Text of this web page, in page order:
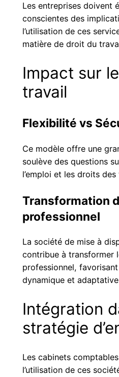
Les entreprises doivent
conscientes des
l’utilisation de ces
matière de droit du
Impact sur
travail
Flexibilité vs
Ce modèle offre une
soulève des questions
l’emploi et les droits
Transformation
professionnel
La société de mise à
contribue à transformer
professionnel,
dynamique et
Intégration
stratégie
Les cabinets
l’utilisation de ces